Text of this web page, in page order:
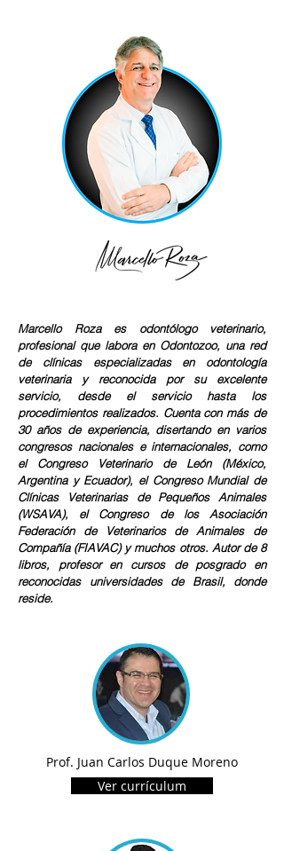
Marcello Roza es odontólogo veterinario,
profesional que labora en Odontozoo, una red
de clínicas especializadas en odontología
veterinaria y reconocida por su excelente
servicio, desde el servicio hasta los
procedimientos realizados. Cuenta con más de
30 años de experiencia, disertando en varios
congresos nacionales e internacionales, como
el Congreso Veterinario de León (México,
Argentina y Ecuador), el Congreso Mundial de
Clínicas Veterinarias de Pequeños Animales
(WSAVA), el Congreso de los Asociación
Federación de Veterinarios de Animales de
Compañía (FIAVAC) y muchos otros. Autor de 8
libros, profesor en cursos de posgrado en
reconocidas universidades de Brasil, donde
reside.
Prof. Juan Carlos Duque Moreno
Ver currículum